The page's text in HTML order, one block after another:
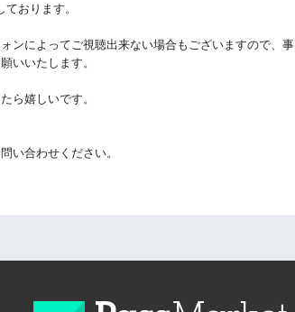
おります。
ンによってご視聴出来ない場合もございますので、事
いいたします。
ら嬉しいです。
い合わせください。